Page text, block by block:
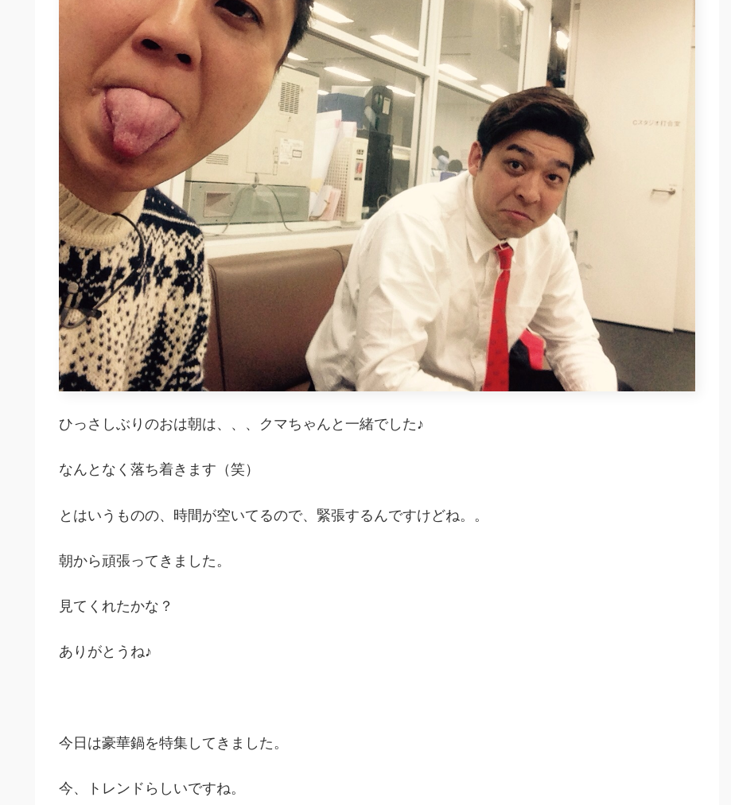
ひっさしぶりのおは朝は、、、クマちゃんと一緒でした♪
なんとなく落ち着きます（笑）
とはいうものの、時間が空いてるので、緊張するんですけどね。。
朝から頑張ってきました。
見てくれたかな？
ありがとうね♪
今日は豪華鍋を特集してきました。
今、トレンドらしいですね。